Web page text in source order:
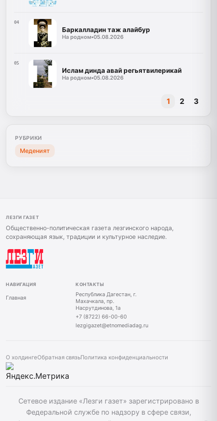
04
Баркалладин таж алайбур
На родном•05.08.2026
05
Ислам динда авай регьятвилерикай
На родном•05.08.2026
1 2 3
РУБРИКИ
Меденият
ЛЕЗГИ ГАЗЕТ
Общественно-политическая газета лезгинского народа,
сохраняющая язык, традиции и культурное наследие.
НАВИГАЦИЯ
Главная
КОНТАКТЫ
Республика Дагестан, г.
Махачкала, пр.
Насрутдинова, 1а
+7 (8722) 66-00-60
lezgigazet@etnomediadag.ru
О холдингеОбратная связьПолитика конфиденциальности
Сетевое издание «Лезги газет» зарегистрировано в
Федеральной службе по надзору в сфере связи,